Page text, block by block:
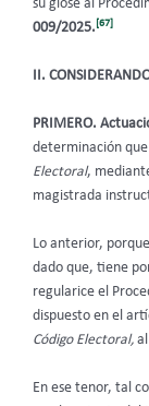
su glose al
009/2025. [67]
II.
PRIMERO.
determinación
Electoral,
magistrada
Lo anterior,
dado que, tiene
regularice el
dispuesto en el
Código Electoral,
En ese tenor, tal